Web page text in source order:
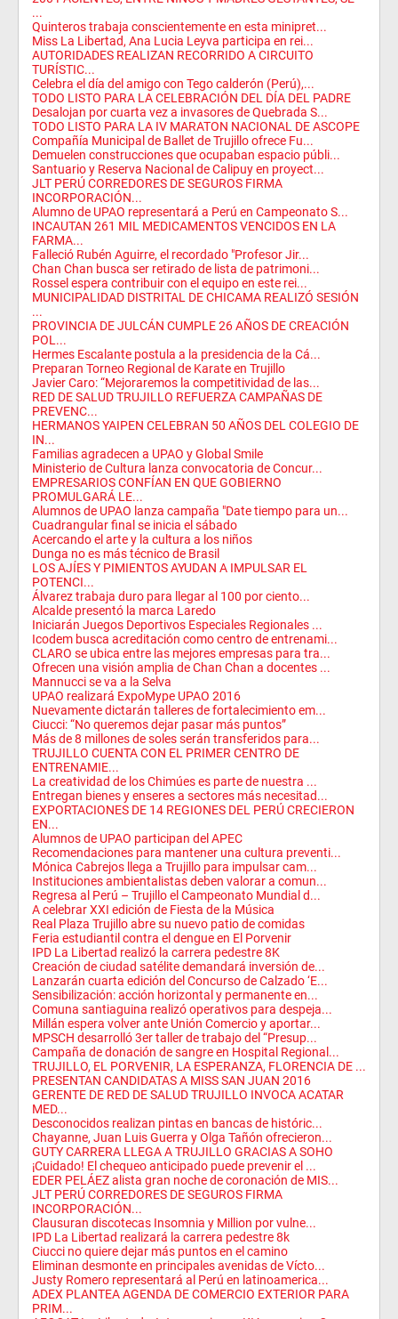
...
Quinteros trabaja conscientemente en esta minipret...
Miss La Libertad, Ana Lucia Leyva participa en rei...
AUTORIDADES REALIZAN RECORRIDO A CIRCUITO
TURÍSTIC...
Celebra el día del amigo con Tego calderón (Perú),...
TODO LISTO PARA LA CELEBRACIÓN DEL DÍA DEL PADRE
Desalojan por cuarta vez a invasores de Quebrada S...
TODO LISTO PARA LA IV MARATON NACIONAL DE ASCOPE
Compañía Municipal de Ballet de Trujillo ofrece Fu...
Demuelen construcciones que ocupaban espacio públi...
Santuario y Reserva Nacional de Calipuy en proyect...
JLT PERÚ CORREDORES DE SEGUROS FIRMA
INCORPORACIÓN...
Alumno de UPAO representará a Perú en Campeonato S...
INCAUTAN 261 MIL MEDICAMENTOS VENCIDOS EN LA
FARMA...
Falleció Rubén Aguirre, el recordado "Profesor Jir...
Chan Chan busca ser retirado de lista de patrimoni...
Rossel espera contribuir con el equipo en este rei...
MUNICIPALIDAD DISTRITAL DE CHICAMA REALIZÓ SESIÓN
...
PROVINCIA DE JULCÁN CUMPLE 26 AÑOS DE CREACIÓN
POL...
Hermes Escalante postula a la presidencia de la Cá...
Preparan Torneo Regional de Karate en Trujillo
Javier Caro: “Mejoraremos la competitividad de las...
RED DE SALUD TRUJILLO REFUERZA CAMPAÑAS DE
PREVENC...
HERMANOS YAIPEN CELEBRAN 50 AÑOS DEL COLEGIO DE
IN...
Familias agradecen a UPAO y Global Smile
Ministerio de Cultura lanza convocatoria de Concur...
EMPRESARIOS CONFÍAN EN QUE GOBIERNO
PROMULGARÁ LE...
Alumnos de UPAO lanza campaña "Date tiempo para un...
Cuadrangular final se inicia el sábado
Acercando el arte y la cultura a los niños
Dunga no es más técnico de Brasil
LOS AJÍES Y PIMIENTOS AYUDAN A IMPULSAR EL
POTENCI...
Álvarez trabaja duro para llegar al 100 por ciento...
Alcalde presentó la marca Laredo
Iniciarán Juegos Deportivos Especiales Regionales ...
Icodem busca acreditación como centro de entrenami...
CLARO se ubica entre las mejores empresas para tra...
Ofrecen una visión amplia de Chan Chan a docentes ...
Mannucci se va a la Selva
UPAO realizará ExpoMype UPAO 2016
Nuevamente dictarán talleres de fortalecimiento em...
Ciucci: “No queremos dejar pasar más puntos”
Más de 8 millones de soles serán transferidos para...
TRUJILLO CUENTA CON EL PRIMER CENTRO DE
ENTRENAMIE...
La creatividad de los Chimúes es parte de nuestra ...
Entregan bienes y enseres a sectores más necesitad...
EXPORTACIONES DE 14 REGIONES DEL PERÚ CRECIERON
EN...
Alumnos de UPAO participan del APEC
Recomendaciones para mantener una cultura preventi...
Mónica Cabrejos llega a Trujillo para impulsar cam...
Instituciones ambientalistas deben valorar a comun...
Regresa al Perú – Trujillo el Campeonato Mundial d...
A celebrar XXI edición de Fiesta de la Música
Real Plaza Trujillo abre su nuevo patio de comidas
Feria estudiantil contra el dengue en El Porvenir
IPD La Libertad realizó la carrera pedestre 8K
Creación de ciudad satélite demandará inversión de...
Lanzarán cuarta edición del Concurso de Calzado ‘E...
Sensibilización: acción horizontal y permanente en...
Comuna santiaguina realizó operativos para despeja...
Millán espera volver ante Unión Comercio y aportar...
MPSCH desarrolló 3er taller de trabajo del “Presup...
Campaña de donación de sangre en Hospital Regional...
TRUJILLO, EL PORVENIR, LA ESPERANZA, FLORENCIA DE ...
PRESENTAN CANDIDATAS A MISS SAN JUAN 2016
GERENTE DE RED DE SALUD TRUJILLO INVOCA ACATAR
MED...
Desconocidos realizan pintas en bancas de históric...
Chayanne, Juan Luis Guerra y Olga Tañón ofrecieron...
GUTY CARRERA LLEGA A TRUJILLO GRACIAS A SOHO
¡Cuidado! El chequeo anticipado puede prevenir el ...
EDER PELÁEZ alista gran noche de coronación de MIS...
JLT PERÚ CORREDORES DE SEGUROS FIRMA
INCORPORACIÓN...
Clausuran discotecas Insomnia y Million por vulne...
IPD La Libertad realizará la carrera pedestre 8k
Ciucci no quiere dejar más puntos en el camino
Eliminan desmonte en principales avenidas de Vícto...
Justy Romero representará al Perú en latinoamerica...
ADEX PLANTEA AGENDA DE COMERCIO EXTERIOR PARA
PRIM...